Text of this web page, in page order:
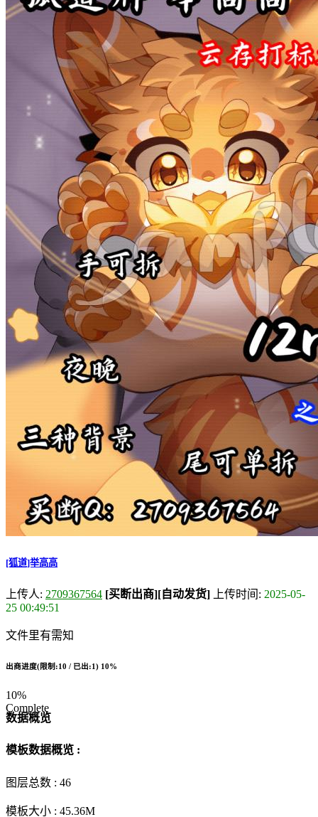
[狐道]举高高
上传人: 2709367564 [买断出商][自动发货] 上传时间: 2025-05-
25 00:49:51
文件里有需知
出商进度(限制:10 / 已出:1) 10%
10%
Complete
数据概览
模板数据概览 :
图层总数 : 46
模板大小 : 45.36M